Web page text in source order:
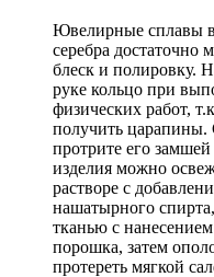
Ювелирные сплавы
серебра достаточно
блеск и полировку.
руке кольцо при
физических работ,
получить царапины.
протрите его
изделия можно
растворе с
нашатырного
тканью с
порошка, затем
протереть мягкой